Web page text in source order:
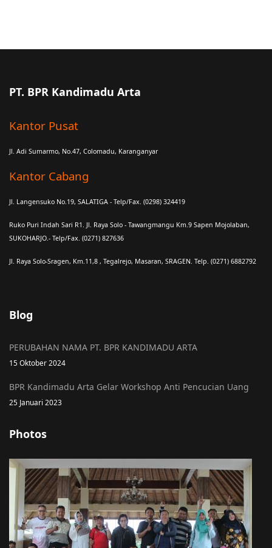
PT. BPR Kandimadu Arta
Kantor Pusat
Jl. Adi Sumarmo, No.47, Colomadu, Karanganyar
Kantor Cabang
Jl. Langensuko No.19, SALATIGA - Telp/Fax. (0298) 324419
Ruko Puri Indah Sari R1. Jl. Raya Solo - Tawangmangu Km.9 Sapen Mojolaban,
SUKOHARJO.- Telp/Fax. (0271) 827636
Jl. Raya Solo-Sragen, Km.11,8 , Tegalrejo, Masaran, SRAGEN. Telp. (0271) 6882792
Blog
PERUBAHAN NAMA PT. BPR KANDIMADU ARTA
15 Oktober 2024
BPR Kandimadu Arta Gelar Workshop Anti Pencucian Uang
25 Januari 2023
Photos